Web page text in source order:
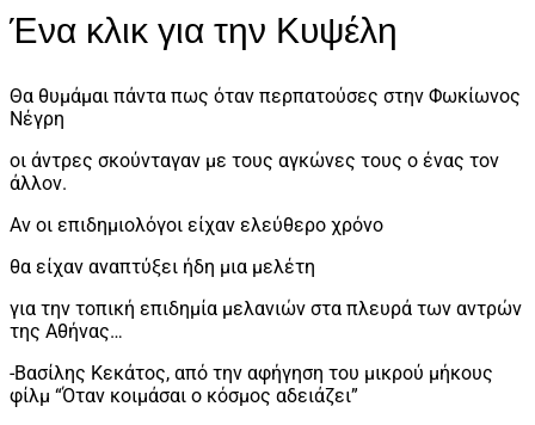
Ένα κλικ για την Κυψέλη
Θα θυμάμαι πάντα πως όταν περπατούσες στην Φωκίωνος
Νέγρη
οι άντρες σκούνταγαν με τους αγκώνες τους ο ένας τον
άλλον.
Αν οι επιδημιολόγοι είχαν ελεύθερο χρόνο
θα είχαν αναπτύξει ήδη μια μελέτη
για την τοπική επιδημία μελανιών στα πλευρά των αντρών
της Αθήνας…
-Βασίλης Κεκάτος, από την αφήγηση του μικρού μήκους
φίλμ “Όταν κοιμάσαι ο κόσμος αδειάζει”